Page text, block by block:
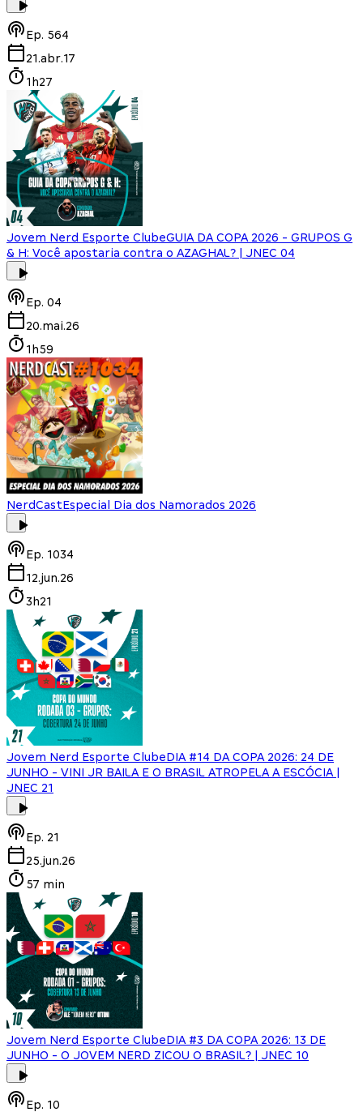
Ep. 564
21.abr.17
1h27
Jovem Nerd Esporte ClubeGUIA DA COPA 2026 - GRUPOS G
& H: Você apostaria contra o AZAGHAL? | JNEC 04
Ep. 04
20.mai.26
1h59
NerdCastEspecial Dia dos Namorados 2026
Ep. 1034
12.jun.26
3h21
Jovem Nerd Esporte ClubeDIA #14 DA COPA 2026: 24 DE
JUNHO - VINI JR BAILA E O BRASIL ATROPELA A ESCÓCIA |
JNEC 21
Ep. 21
25.jun.26
57 min
Jovem Nerd Esporte ClubeDIA #3 DA COPA 2026: 13 DE
JUNHO - O JOVEM NERD ZICOU O BRASIL? | JNEC 10
Ep. 10